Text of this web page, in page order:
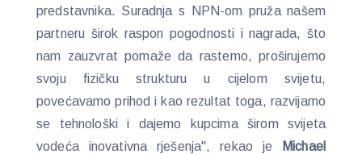
predstavnika. Suradnja s NPN-om pruža našem
partneru širok raspon pogodnosti i nagrada, što
nam zauzvrat pomaže da rastemo, proširujemo
svoju fizičku strukturu u cijelom svijetu,
povećavamo prihod i kao rezultat toga, razvijamo
se tehnološki i dajemo kupcima širom svijeta
vodeća inovativna rješenja", rekao je
Michael